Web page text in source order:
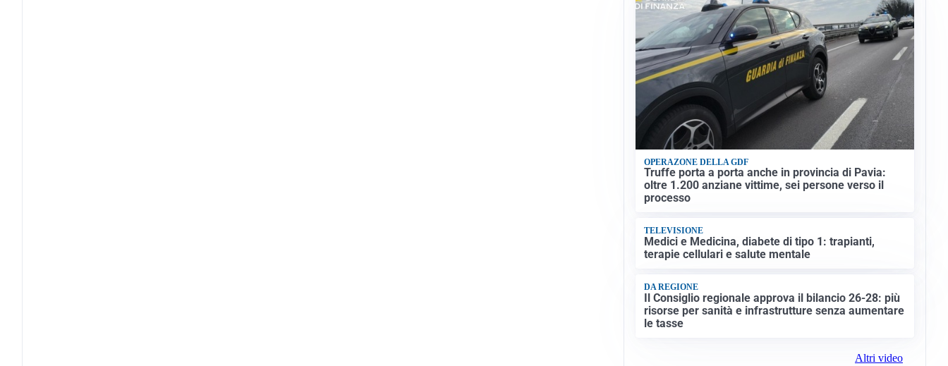
OPERAZONE DELLA GDF
Truffe porta a porta anche in provincia di Pavia:
oltre 1.200 anziane vittime, sei persone verso il
processo
TELEVISIONE
Medici e Medicina, diabete di tipo 1: trapianti,
terapie cellulari e salute mentale
DA REGIONE
Il Consiglio regionale approva il bilancio 26-28: più
risorse per sanità e infrastrutture senza aumentare
le tasse
Altri video